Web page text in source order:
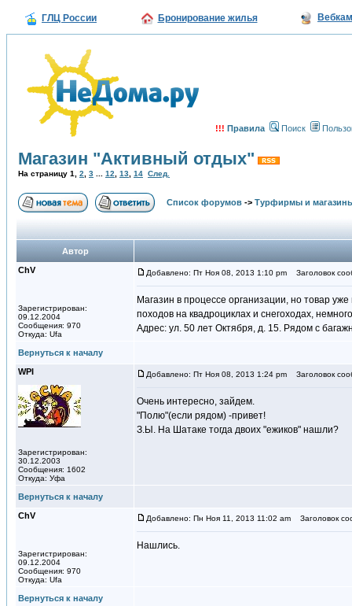
ГЛЦ России Бронирование жилья
!!! Правила Поиск
Магазин "Активный отдых"
На страницу 1 2 3 12 13 14 След.
Список форумов -> Турфирмы и
Автор
ChV
Зарегистрирован:
09.12.2004
Сообщения: 970
Откуда: Ufa
Добавлено: Пт Ноя 08, 2013 1:10 pm Заголовок
Магазин в процессе организации, но товар
походов на квадроциклах и снегоходах,
Адрес: ул. 50 лет Октября, д. 15. Рядом с
Вернуться к началу
WPI
Зарегистрирован:
30.12.2003
Сообщения: 1602
Откуда: Уфа
Добавлено: Пт Ноя 08, 2013 1:24 pm Заголовок
Очень интересно, зайдем.
"Полю"(если рядом) -привет!
З.Ы. На Шатаке тогда двоих "ежиков" нашли?
Вернуться к началу
ChV
Зарегистрирован:
09.12.2004
Сообщения: 970
Откуда: Ufa
Добавлено: Пн Ноя 11, 2013 11:02 am Заголовок
Нашлись.
Вернуться к началу